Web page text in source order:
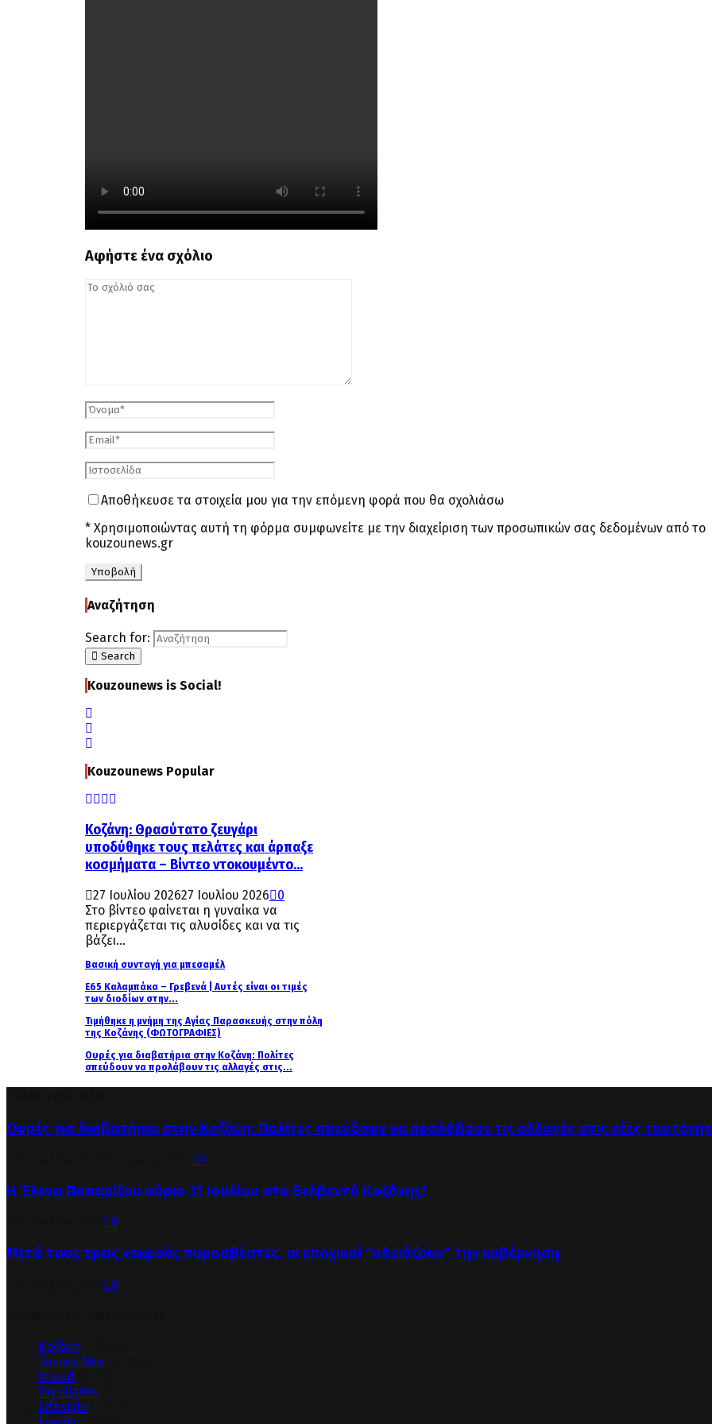
Αφήστε ένα σχόλιο
Αποθήκευσε τα στοιχεία μου για την επόμενη φορά που θα σχολιάσω
* Χρησιμοποιώντας αυτή τη φόρμα συμφωνείτε με την διαχείριση των προσωπικών σας δεδομένων από το
kouzounews.gr
Αναζήτηση
Search for:
Search
Kouzounews is Social!
Kouzounews Popular
Κοζάνη: Θρασύτατο ζευγάρι
υποδύθηκε τους πελάτες και άρπαξε
κοσμήματα – Βίντεο ντοκουμέντο...
27 Ιουλίου 202627 Ιουλίου 2026
0
Στο βίντεο φαίνεται η γυναίκα να
περιεργάζεται τις αλυσίδες και να τις
βάζει...
Βασική συνταγή για μπεσαμέλ
Ε65 Καλαμπάκα – Γρεβενά | Αυτές είναι οι τιμές
των διοδίων στην...
Τιμήθηκε η μνήμη της Αγίας Παρασκευής στην πόλη
της Κοζάνης (ΦΩΤΟΓΡΑΦΙΕΣ)
Ουρές για διαβατήρια στην Κοζάνη: Πολίτες
σπεύδουν να προλάβουν τις αλλαγές στις...
Ουρές για διαβατήρια στην Κοζάνη: Πολίτες σπεύδουν να προλάβουν τις αλλαγές στις νέες
0
Η Έλενα Παπαρίζου αύριο 31 Ιουλίου στο Βελβεντό Κοζάνης!
0
Μετά τους τρεις νεκρούς πυροσβέστες, οι εποχικοί “αδειάζουν” την κυβέρνηση
0
Κοζάνη
Τοπικά Νέα
Γενικά
Highlights
Lifestyle